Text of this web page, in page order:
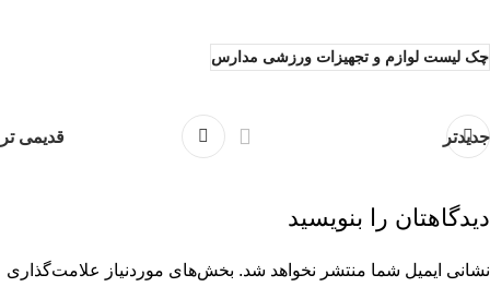
چک لیست لوازم و تجهیزات ورزشی مدارس
جدیدتر قدیمی تر
دیدگاهتان را بنویسید
نشانی ایمیل شما منتشر نخواهد شد. بخش‌های موردنیاز علامت‌گذاری